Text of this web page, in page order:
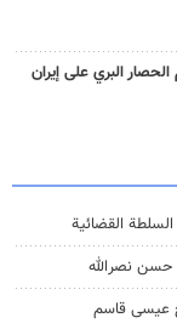
البري على إيران
القضائیة
حسن نصرالله
عيسى قاسم